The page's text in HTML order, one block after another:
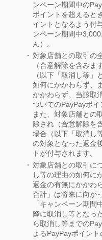
ンペーン期間中の
ポイントを超えると
イントとなるよう付
ンペーン期間中
ん）。
対象店舗との取引の
（合意解除を含みま
（以下「取消し等
如何にかかわらず、
かかわらず、当該取
ついてのPayPayポイ
また、対象店舗との
除され（合意解除を
場合（以下「取消し
の対象となった返金
トが付与されます。
対象店舗との取引に
し等の理由の如何に
返金の有無にかかわ
合計」は将来に向か
「キャンペーン期間
降に取消し等となっ
ら取消し等までの
よるPayPayポイン